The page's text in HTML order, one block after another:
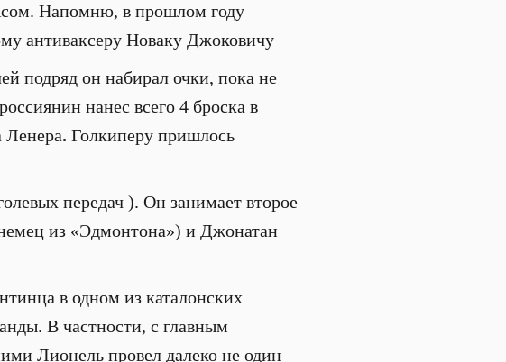
Напомню, в прошлом году
антиваксеру Новаку Джоковичу
подряд он набирал очки, пока не
нанес всего 4 броска в
Ленера. Голкиперу пришлось
передач ). Он занимает второе
из «Эдмонтона») и Джонатан
в одном из каталонских
В частности, с главным
Лионель провел далеко не один